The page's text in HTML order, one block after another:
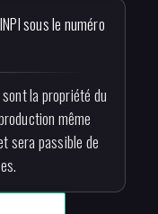
sous le numéro
la propriété du
même
sera passible de